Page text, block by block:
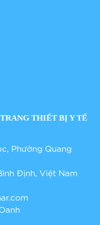
THIẾT BỊ Y TẾ
Phường Quang
Định, Việt Nam